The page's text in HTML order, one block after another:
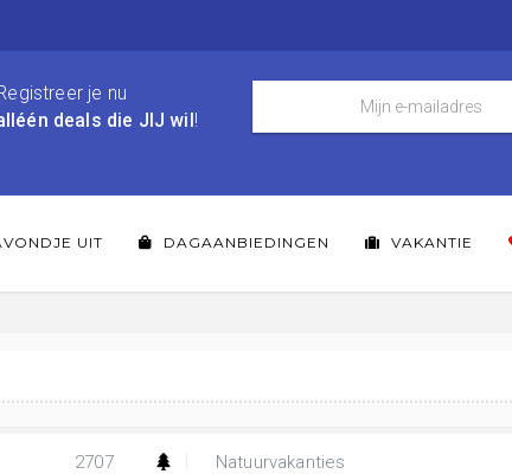
Registreer je nu
deals die JIJ wil !
UIT DAGAANBIEDINGEN VAKANTIE
2707 Natuurvakanties